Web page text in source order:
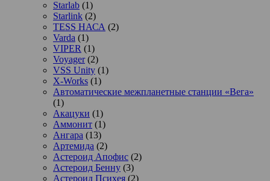
Starlab (1)
Starlink (2)
TESS НАСА (2)
Varda (1)
VIPER (1)
Voyager(2)
VSS Unity (1)
X-Works (1)
Автоматические межпланетные станции «Вега»
(1)
Акацуки (1)
Аммонит (1)
Ангара (13)
Артемида (2)
Астероид Апофис (2)
Астероид Бенну (3)
Астероид Психея (2)